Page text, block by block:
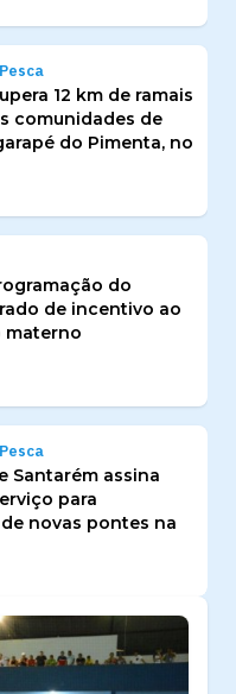
12 km de ramais
comunidades de
do Pimenta, no
do
de incentivo ao
materno
Santarém assina
para
novas pontes na